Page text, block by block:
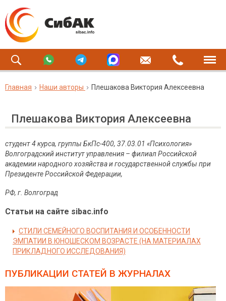
Главная Наши авторы Плешакова Виктория Алексеевна
Плешакова Виктория Алексеевна
студент 4 курса, группы БкПс-400, 37.03.01 «Психология»
Волгоградский институт управления – филиал Российской
академии народного хозяйства и государственной службы при
Президенте Российской Федерации,
РФ, г. Волгоград
Статьи на сайте sibac.info
СТИЛИ СЕМЕЙНОГО ВОСПИТАНИЯ И ОСОБЕННОСТИ
ЭМПАТИИ В ЮНОШЕСКОМ ВОЗРАСТЕ (НА МАТЕРИАЛАХ
ПРИКЛАДНОГО ИССЛЕДОВАНИЯ)
ПУБЛИКАЦИИ СТАТЕЙ В ЖУРНАЛАХ